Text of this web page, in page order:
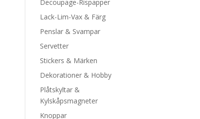
Decoupage-Rispapper
Lack-Lim-Vax & Färg
Penslar & Svampar
Servetter
Stickers & Märken
Dekorationer & Hobby
Plåtskyltar &
Kylskåpsmagneter
Knoppar